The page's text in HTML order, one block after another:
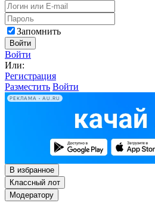
Запомнить
Войти
Войти
Или:
Регистрация
Разместить Войти
РЕКЛАМА • AU.RU
В избранное
Классный лот
Модератору